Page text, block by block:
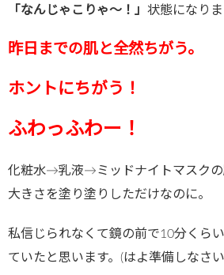
「なんじゃこりゃ～！」 状態になりま
昨日までの肌と全然ちがう。
ホントにちがう！
ふわっふわー！
化粧水→乳液→ミッドナイトマスクの
大きさを塗り塗りしただけなのに。
私信じられなくて鏡の前で10分くら
ていたと思います。(はよ準備しなさ